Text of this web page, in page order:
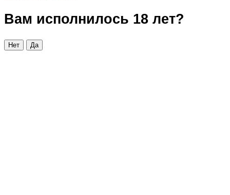
Вам исполнилось 18 лет?
Нет Да